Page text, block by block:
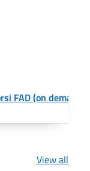
FAD (on demand)
View all